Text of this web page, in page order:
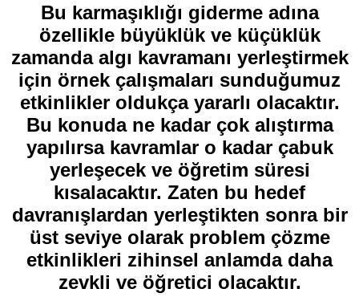
Bu karmaşıklığı giderme adına
özellikle büyüklük ve küçüklük
zamanda algı kavramanı yerleştirmek
için örnek çalışmaları sunduğumuz
etkinlikler oldukça yararlı olacaktır.
Bu konuda ne kadar çok alıştırma
yapılırsa kavramlar o kadar çabuk
yerleşecek ve öğretim süresi
kısalacaktır. Zaten bu hedef
davranışlardan yerleştikten sonra bir
üst seviye olarak problem çözme
etkinlikleri zihinsel anlamda daha
zevkli ve öğretici olacaktır.